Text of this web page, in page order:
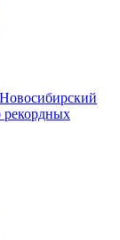
Новосибирский
рекордных